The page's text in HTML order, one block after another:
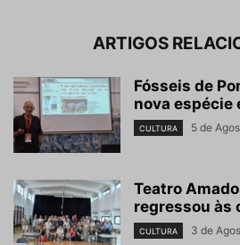
ARTIGOS
Fósseis de
nova espécie
CULTURA 5 de
Teatro
regressou às
CULTURA 3 de